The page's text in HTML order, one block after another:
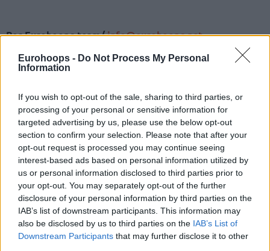
Eurohoops - Do Not Process My Personal
Information
If you wish to opt-out of the sale, sharing to third parties, or
processing of your personal or sensitive information for
targeted advertising by us, please use the below opt-out
section to confirm your selection. Please note that after your
opt-out request is processed you may continue seeing
interest-based ads based on personal information utilized by
us or personal information disclosed to third parties prior to
your opt-out. You may separately opt-out of the further
disclosure of your personal information by third parties on the
IAB’s list of downstream participants. This information may
also be disclosed by us to third parties on the IAB’s List of
Downstream Participants that may further disclose it to other
Por Eurohoops team/info@eurohoops.net
El legendario entrenador y miembro del Salón de la Fama,
Adelman es el cuarto entrenador con más partidos dirigidos
en la NBA, y ocupa el décimo lugar en número de victorias
con 1042. Antes de su carrera como entrenador, jugó
durante siete años.
Según el comunicado de prensa de la NBCA: “Los miembros
de la Asociación Nacional de Entrenadores de Baloncesto se
unen a la familia de la NBA para lamentar el fallecimiento
del legendario entrenador y miembro del Salón de la Fama,
Rick Adelman. Rick Adelman entrenó en la NBA durante 29